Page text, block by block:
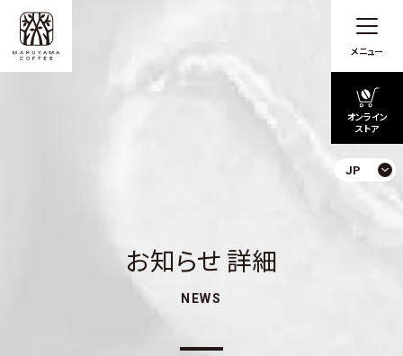
メニュー
オンライン
ストア
JP
お知らせ 詳細
NEWS